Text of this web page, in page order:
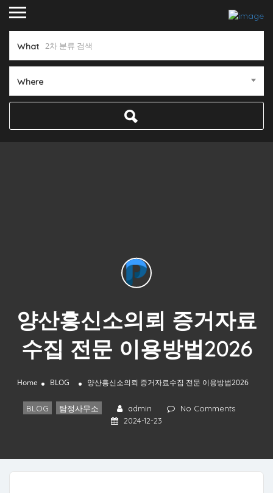
What
Where
양산흥신소의뢰 증거자료
수집 전문 이용방법2026
Home BLOG 양산흥신소의뢰 증거자료수집 전문 이용방법2026
BLOG 탐정사무소 admin
No Comments
2024-12-23